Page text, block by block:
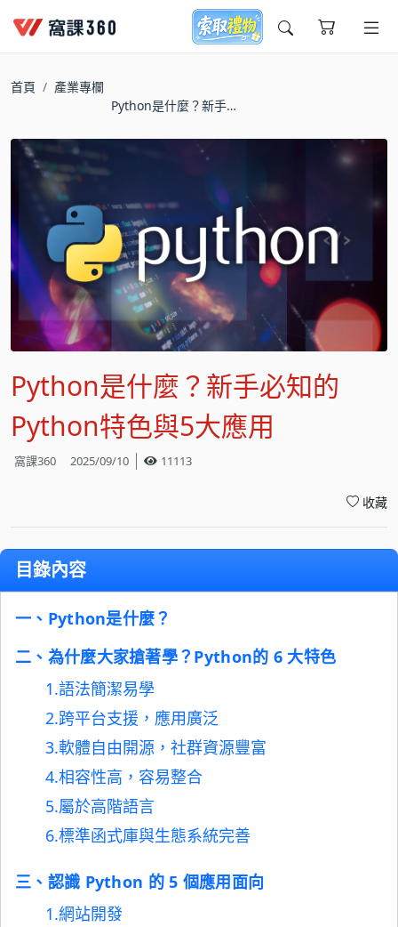
今天想要學什麼?
窩課推薦給您
首頁
產業專欄
Python是什麼？新手必
用
Python是什麼？新手必知的
Python特色與5大應用
窩課360 2025/09/10 11113
收藏
目錄內容
一、Python是什麼？
二、為什麼大家搶著學？Python的 6 大特色
1.語法簡潔易學
2.跨平台支援，應用廣泛
3.軟體自由開源，社群資源豐富
4.相容性高，容易整合
5.屬於高階語言
6.標準函式庫與生態系統完善
三、認識 Python 的 5 個應用面向
1.網站開發